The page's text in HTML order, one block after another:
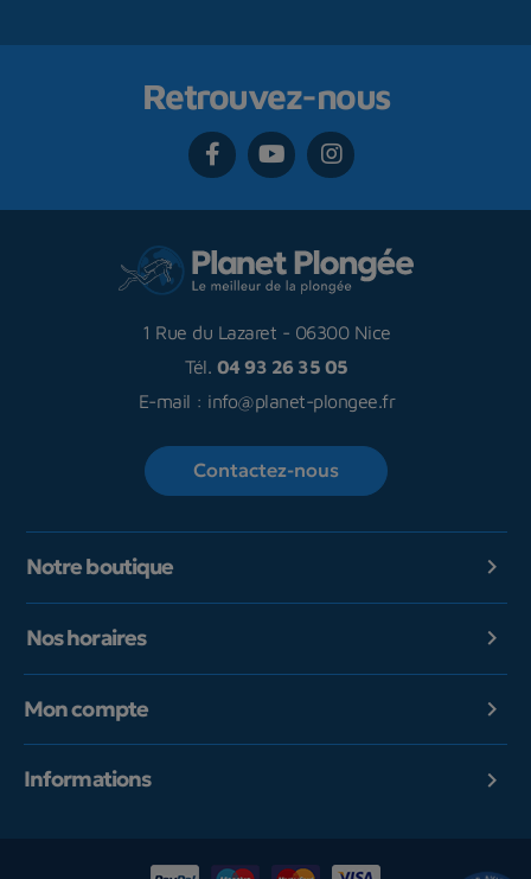
Retrouvez-nous
1 Rue du Lazaret - 06300 Nice
Tél. 04 93 26 35 05
E-mail : info@planet-plongee.fr
Contactez-nous
Notre boutique 
Nos horaires 
Mon compte 
Informations 